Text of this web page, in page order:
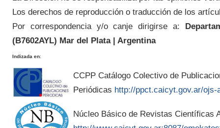
Los derechos de reproducción o traducción de los
Por correspondencia y/o canje dirigirse a:
(B7602AYL) Mar del Plata | Argentina
Indizada en:
CCPP Catálogo Colectivo de
Periódicas http://ppct.caicyt.gov.ar/ojs-
Núcleo Básico de Revistas Científicas